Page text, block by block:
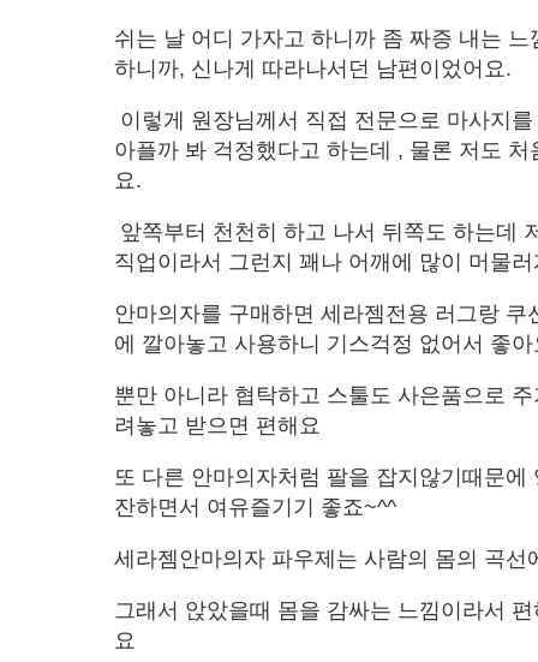
쉬는 날 어디 가자고 하니까 좀 짜증 내는
하니까, 신나게 따라나서던 남편이었어요.
이렇게 원장님께서 직접 전문으로 마사지
아플까 봐 걱정했다고 하는데 , 물론 저도
요.
앞쪽부터 천천히 하고 나서 뒤쪽도 하는데
직업이라서 그런지 꽤나 어깨에 많이 머물
안마의자를 구매하면 세라젬전용 러그랑 쿠
에 깔아놓고 사용하니 기스걱정 없어서 좋아
뿐만 아니라 협탁하고 스툴도 사은품으로
려놓고 받으면 편해요
또 다른 안마의자처럼 팔을 잡지않기때문
잔하면서 여유즐기기 좋죠~^^
세라젬안마의자 파우제는 사람의 몸의 곡선
그래서 앉았을때 몸을 감싸는 느낌이라서
요